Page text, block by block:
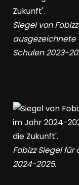
Siegel von
ausgezeichnete
Schulen 2023-
Fobizz Siegel
2024-2025.